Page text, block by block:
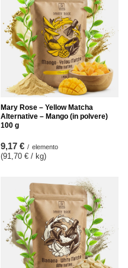
Mary Rose – Yellow Matcha
Alternative – Mango (in polvere)
100 g
9,17 € / elemento
(91,70 € / kg)